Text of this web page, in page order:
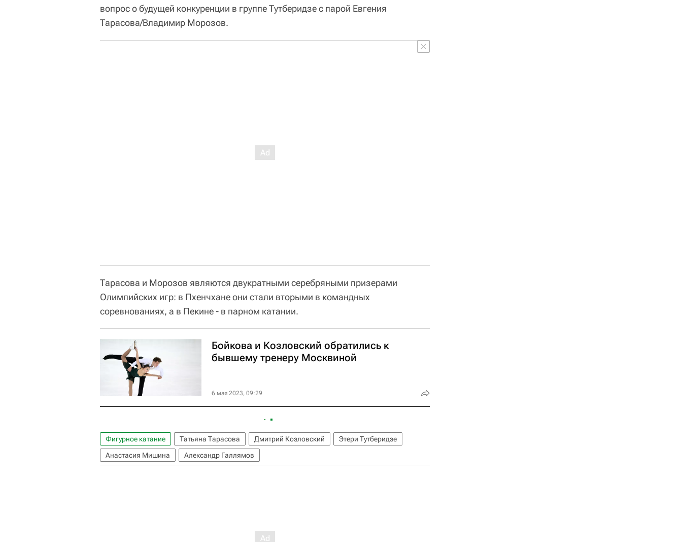
вопрос о будущей конкуренции в группе Тутберидзе с парой Евгения
Тарасова/Владимир Морозов.
Тарасова и Морозов являются двукратными серебряными призерами
Олимпийских игр: в Пхенчхане они стали вторыми в командных
соревнованиях, а в Пекине - в парном катании.
Бойкова и Козловский обратились к
бывшему тренеру Москвиной
6 мая 2023, 09:29
Фигурное катание Татьяна Тарасова Дмитрий Козловский
Этери Тутберидзе
Анастасия Мишина
Александр Галлямов